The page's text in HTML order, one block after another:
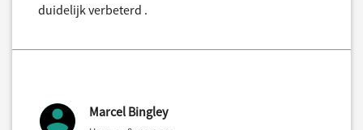
duidelijk verbeterd .
Marcel Bingley